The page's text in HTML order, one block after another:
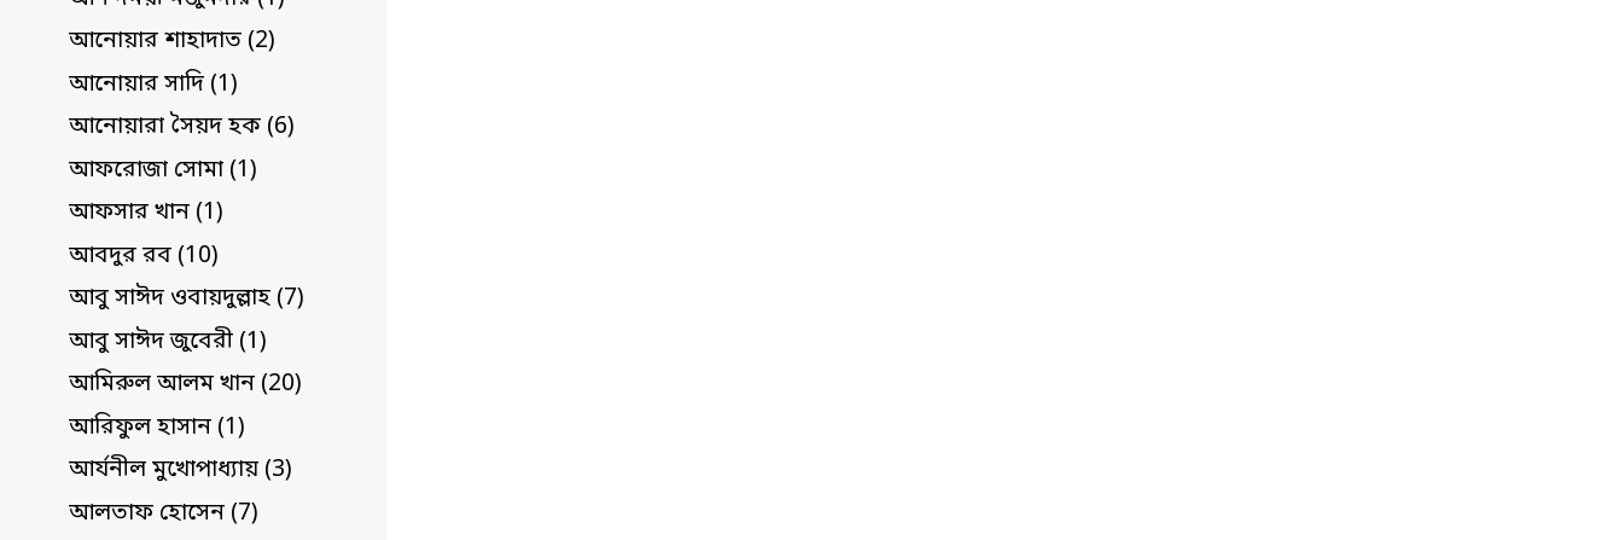
আনোয়ার শাহাদাত (2)
আনোয়ার সাদি (1)
আনোয়ারা সৈয়দ হক (6)
আফরোজা সোমা (1)
আফসার খান (1)
আবদুর রব (10)
আবু সাঈদ ওবায়দুল্লাহ (7)
আবু সাঈদ জুবেরী (1)
আমিরুল আলম খান (20)
আরিফুল হাসান (1)
আর্যনীল মুখোপাধ্যায় (3)
আলতাফ হোসেন (7)